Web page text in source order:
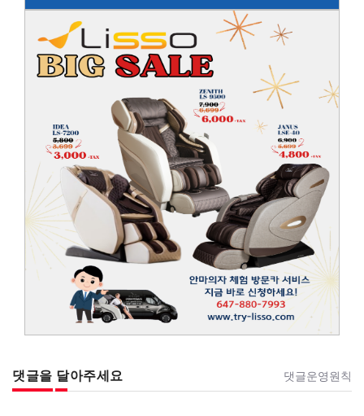
댓글을 달아주세요 댓글운영원칙